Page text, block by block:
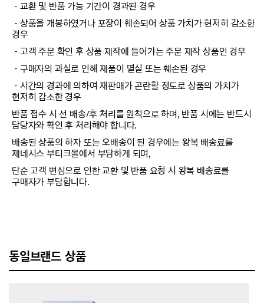
－교환 및 반품 가능 기간이 경과된 경우
－상품을 개봉하였거나 포장이 훼손되어 상품 가치가 현저히 감소한
경우
－고객 주문 확인 후 상품 제작에 들어가는 주문 제작 상품인 경우
－구매자의 과실로 인해 제품이 멸실 또는 훼손된 경우
－시간의 경과에 의하여 재판매가 곤란할 정도로 상품의 가치가
현저히 감소한 경우
반품 접수 시 선 배송/후 처리를 원칙으로 하며, 반품 시에는 반드시
담당자와 확인 후 처리해야 합니다.
배송된 상품의 하자 또는 오배송이 된 경우에는 왕복 배송료를
제네시스 부티크몰에서 부담하게 되며,
단순 고객 변심으로 인한 교환 및 반품 요청 시 왕복 배송료를
구매자가 부담합니다.
동일브랜드 상품